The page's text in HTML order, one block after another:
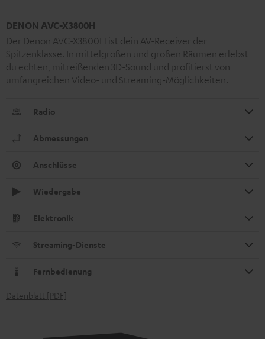
DENON AVC-X3800H
Der Denon AVC-X3800H ist dein AV-Receiver der
Spitzenklasse. In mittelgroßen und großen Räumen erlebst
du echten, mitreißenden 3D-Sound und profitierst von
umfangreichen Video- und Streaming-Möglichkeiten.
Radio
Abmessungen
Anschlüsse
Wiedergabe
Elektronik
Streaming-Dienste
Fernbedienung
Datenblatt [PDF]